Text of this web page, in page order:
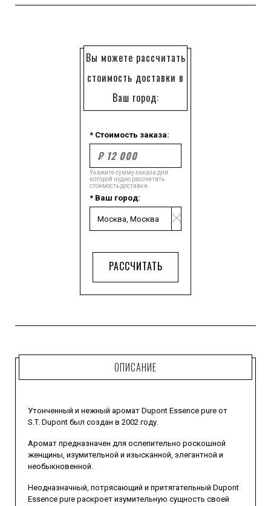
Вы можете рассчитать
стоимость доставки в
Ваш город:
* Стоимость заказа:
Укажите сумму заказа для
которой нудно рассчитать
стоимость доставки.
* Ваш город:
РАССЧИТАТЬ
ОПИСАНИЕ
Утонченный и нежный аромат Dupont Essence pure от
S.T. Dupont был создан в 2002 году.
Аромат предназначен для ослепительно роскошной
женщины, изумительной и изысканной, элегантной и
необыкновенной.
Неодназначный, потрясающий и притягательный Dupont
Essence pure раскроет изумительную сущность своей